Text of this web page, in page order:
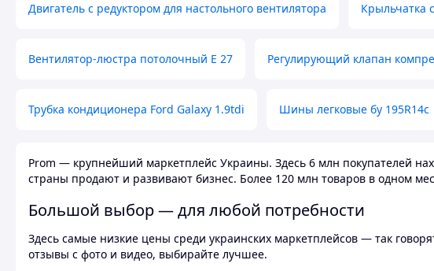
Двигатель с редуктором для настольного вентилятора Крыльчатка
Вентилятор-люстра потолочный E 27 Регулирующий клапан
Трубка кондиционера Ford Galaxy 1.9tdi Шины легковые бу 195R14c
Prom — крупнейший маркетплейс Украины. Здесь 6 млн покупателей
страны продают и развивают бизнес. Более 120 млн товаров в одном
Большой выбор — для любой потребности
Здесь самые низкие цены среди украинских маркетплейсов — так
отзывы с фото и видео, выбирайте лучшее.